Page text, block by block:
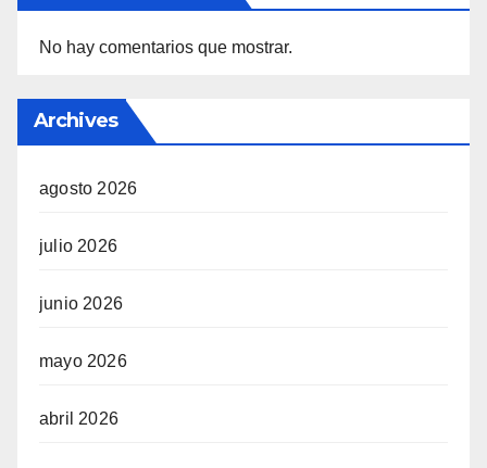
No hay comentarios que mostrar.
Archives
agosto 2026
julio 2026
junio 2026
mayo 2026
abril 2026